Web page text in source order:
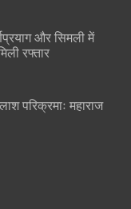
और सिमली में
रफ्तार
परिक्रमाः महाराज